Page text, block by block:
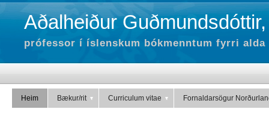
Aðalheiður Guðmundsdóttir,
prófessor í íslenskum bókmenntum fyrri alda
Heim Bækur/rit Curriculum vitae Fornaldarsögur